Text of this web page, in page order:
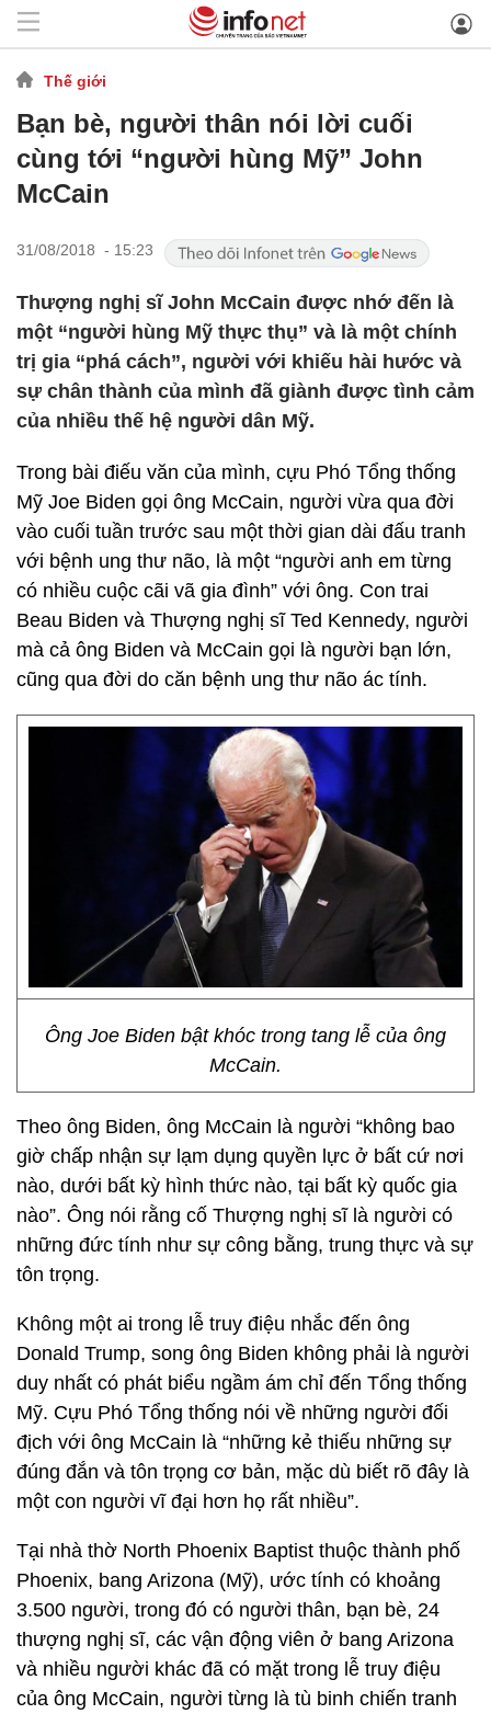
Thế giới
Bạn bè, người thân nói lời cuối
cùng tới “người hùng Mỹ” John
McCain
31/08/2018 - 15:23
Thượng nghị sĩ John McCain được nhớ đến là
một “người hùng Mỹ thực thụ” và là một chính
trị gia “phá cách”, người với khiếu hài hước và
sự chân thành của mình đã giành được tình cảm
của nhiều thế hệ người dân Mỹ.
Trong bài điếu văn của mình, cựu Phó Tổng thống
Mỹ Joe Biden gọi ông McCain, người vừa qua đời
vào cuối tuần trước sau một thời gian dài đấu tranh
với bệnh ung thư não, là một “người anh em từng
có nhiều cuộc cãi vã gia đình” với ông. Con trai
Beau Biden và Thượng nghị sĩ Ted Kennedy, người
mà cả ông Biden và McCain gọi là người bạn lớn,
cũng qua đời do căn bệnh ung thư não ác tính.
Ông Joe Biden bật khóc trong tang lễ của ông
McCain.
Theo ông Biden, ông McCain là người “không bao
giờ chấp nhận sự lạm dụng quyền lực ở bất cứ nơi
nào, dưới bất kỳ hình thức nào, tại bất kỳ quốc gia
nào”. Ông nói rằng cố Thượng nghị sĩ là người có
những đức tính như sự công bằng, trung thực và sự
tôn trọng.
Không một ai trong lễ truy điệu nhắc đến ông
Donald Trump, song ông Biden không phải là người
duy nhất có phát biểu ngầm ám chỉ đến Tổng thống
Mỹ. Cựu Phó Tổng thống nói về những người đối
địch với ông McCain là “những kẻ thiếu những sự
đúng đắn và tôn trọng cơ bản, mặc dù biết rõ đây là
một con người vĩ đại hơn họ rất nhiều”.
Tại nhà thờ North Phoenix Baptist thuộc thành phố
Phoenix, bang Arizona (Mỹ), ước tính có khoảng
3.500 người, trong đó có người thân, bạn bè, 24
thượng nghị sĩ, các vận động viên ở bang Arizona
và nhiều người khác đã có mặt trong lễ truy điệu
của ông McCain, người từng là tù binh chiến tranh